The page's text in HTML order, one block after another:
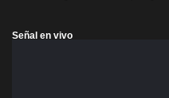
Señal en vivo